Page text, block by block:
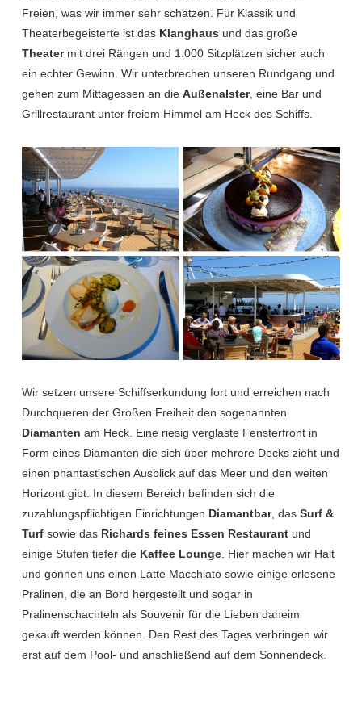
Freien, was wir immer sehr schätzen. Für Klassik und
Theaterbegeisterte ist das Klanghaus und das große
Theater mit drei Rängen und 1.000 Sitzplätzen sicher auch
ein echter Gewinn. Wir unterbrechen unseren Rundgang und
gehen zum Mittagessen an die Außenalster, eine Bar und
Grillrestaurant unter freiem Himmel am Heck des Schiffs.
Wir setzen unsere Schiffserkundung fort und erreichen nach
Durchqueren der Großen Freiheit den sogenannten
Diamanten am Heck. Eine riesig verglaste Fensterfront in
Form eines Diamanten die sich über mehrere Decks zieht und
einen phantastischen Ausblick auf das Meer und den weiten
Horizont gibt. In diesem Bereich befinden sich die
zuzahlungspflichtigen Einrichtungen Diamantbar, das Surf &
Turfsowie das Richards feines Essen Restaurantund
einige Stufen tiefer die Kaffee Lounge. Hier machen wir Halt
und gönnen uns einen Latte Macchiato sowie einige erlesene
Pralinen, die an Bord hergestellt und sogar in
Pralinenschachteln als Souvenir für die Lieben daheim
gekauft werden können. Den Rest des Tages verbringen wir
erst auf dem Pool- und anschließend auf dem Sonnendeck.